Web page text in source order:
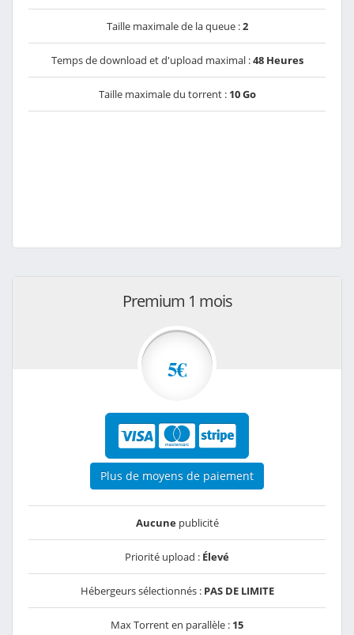
Taille maximale de la queue :2
Temps de download et d'upload maximal :48 Heures
Taille maximale du torrent : 10 Go
Premium 1 mois
5€
Plus de moyens de paiement
Aucunepublicité
Priorité upload : Élevé
Hébergeurs sélectionnés : PAS DE LIMITE
Max Torrent en parallèle : 15